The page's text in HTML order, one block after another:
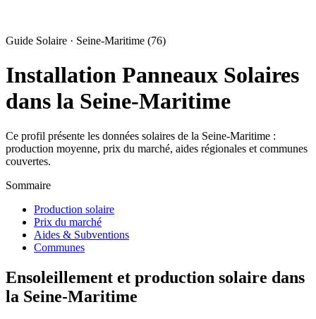
Guide Solaire · Seine-Maritime (76)
Installation Panneaux Solaires
dans la Seine-Maritime
Ce profil présente les données solaires de la Seine-Maritime :
production moyenne, prix du marché, aides régionales et communes
couvertes.
Sommaire
Production solaire
Prix du marché
Aides & Subventions
Communes
Ensoleillement et production solaire dans
la Seine-Maritime